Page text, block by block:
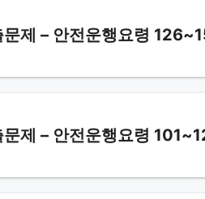
문제 – 안전운행요령
문제 – 안전운행요령